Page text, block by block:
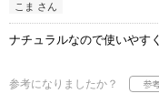
こま さん
ナチュラルなので使いやす
参考になりましたか？